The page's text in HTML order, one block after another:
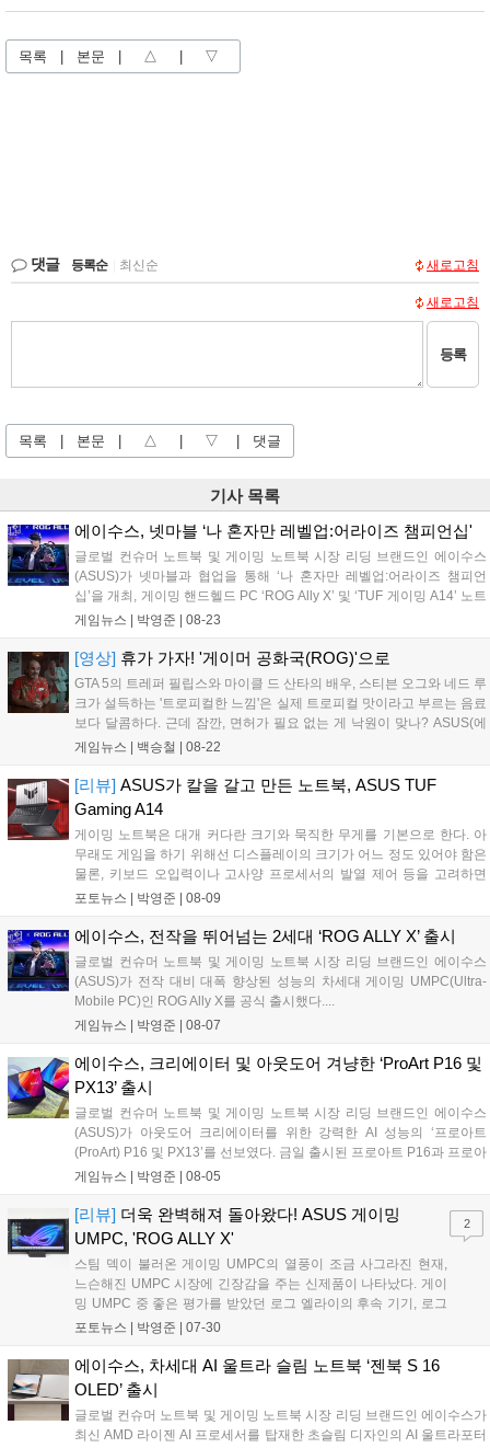
목록 본문 △ ▽
댓글 등록순 최신순 새로고침
새로고침
등록
목록 본문 △ ▽ 댓글
기사 목록
에이수스, 넷마블 ‘나 혼자만 레벨업:어라이즈 챔피언십'
글로벌 컨슈머 노트북 및 게이밍 노트북 시장 리딩 브랜드인 에이수스
(ASUS)가 넷마블과 협업을 통해 ‘나 혼자만 레벨업:어라이즈 챔피언
십’을 개최, 게이밍 핸드헬드 PC ‘ROG Ally X’ 및 ‘TUF 게이밍 A14’ 노트
북을 경품으로 제공한다....
게임뉴스 | 박영준 08-23
[영상] 휴가 가자! '게이머 공화국(ROG)'으로
GTA 5의 트레퍼 필립스와 마이클 드 산타의 배우, 스티븐 오그와 네드 루
크가 설득하는 '트로피컬한 느낌'은 실제 트로피컬 맛이라고 부르는 음료
보다 달콤하다. 근데 잠깐, 면허가 필요 없는 게 낙원이 맞나? ASUS(에
이수스)에서 자사의 프리미엄 게이밍 라인업 ROG의 신제품들을 'Take
게임뉴스 | 백승철 08-22
[리뷰] ASUS가 칼을 갈고 만든 노트북, ASUS TUF
Gaming A14
게이밍 노트북은 대개 커다란 크기와 묵직한 무게를 기본으로 한다. 아
무래도 게임을 하기 위해선 디스플레이의 크기가 어느 정도 있어야 함은
물론, 키보드 오입력이나 고사양 프로세서의 발열 제어 등을 고려하면
크기와 무게는 자연스레 커질 수밖에 없다....
포토뉴스 | 박영준 08-09
에이수스, 전작을 뛰어넘는 2세대 ‘ROG ALLY X’ 출시
글로벌 컨슈머 노트북 및 게이밍 노트북 시장 리딩 브랜드인 에이수스
(ASUS)가 전작 대비 대폭 향상된 성능의 차세대 게이밍 UMPC(Ultra-
Mobile PC)인 ROG Ally X를 공식 출시했다....
게임뉴스 | 박영준 08-07
에이수스, 크리에이터 및 아웃도어 겨냥한 ‘ProArt P16 및
PX13’ 출시
글로벌 컨슈머 노트북 및 게이밍 노트북 시장 리딩 브랜드인 에이수스
(ASUS)가 아웃도어 크리에이터를 위한 강력한 AI 성능의 ‘프로아트
(ProArt) P16 및 PX13’를 선보였다. 금일 출시된 프로아트 P16과 프로아
트 PX13은 서핑, 하이킹 등 자연에서 활동적인 액티비티를 즐기는 크리
게임뉴스 | 박영준 08-05
[리뷰] 더욱 완벽해져 돌아왔다! ASUS 게이밍
UMPC, 'ROG ALLY X'
스팀 덱이 불러온 게이밍 UMPC의 열풍이 조금 사그라진 현재,
느슨해진 UMPC 시장에 긴장감을 주는 신제품이 나타났다. 게이
밍 UMPC 중 좋은 평가를 받았던 로그 엘라이의 후속 기기, 로그
엘라이 X가 그 주인공이다. 사실 로그 엘라이의 소식은 루머를 통
포토뉴스 | 박영준 07-30
2
에이수스, 차세대 AI 울트라 슬림 노트북 ‘젠북 S 16
OLED’ 출시
글로벌 컨슈머 노트북 및 게이밍 노트북 시장 리딩 브랜드인 에이수스가
최신 AMD 라이젠 AI 프로세서를 탑재한 초슬림 디자인의 AI 울트라포터